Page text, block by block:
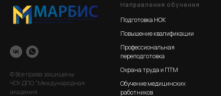
© Все права защищены.
ЧОУ ДПО "Международная
академия
Направления обучения
Подготовка НОК
Повышение квалификации
Профессиональная
переподготовка
Охрана труда и ПТМ
Обучение медицинских
работников